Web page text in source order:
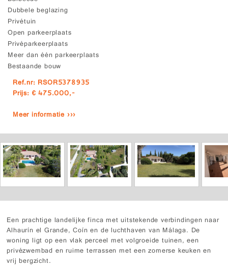
Dubbele beglazing
Privétuin
Open parkeerplaats
Privéparkeerplaats
Meer dan één parkeerplaats
Bestaande bouw
Ref.nr: RSOR5378935
Prijs: € 475.000,-
Meer informatie ›››
Een prachtige landelijke finca met uitstekende verbindingen naar
Alhaurín el Grande, Coín en de luchthaven van Málaga. De
woning ligt op een vlak perceel met volgroeide tuinen, een
privézwembad en ruime terrassen met een zomerse keuken en
vrij bergzicht.